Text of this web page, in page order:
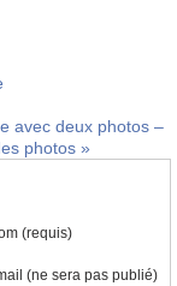
avec deux photos –
photos »
(requis)
(ne sera pas publié)